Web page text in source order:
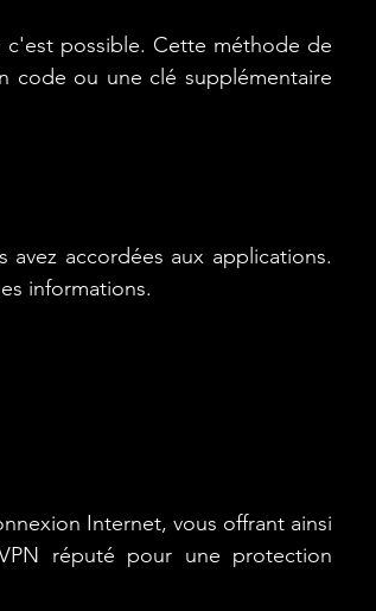
c'est possible. Cette méthode de
code ou une clé supplémentaire
avez accordées aux applications.
informations.
Internet, vous offrant ainsi
réputé pour une protection